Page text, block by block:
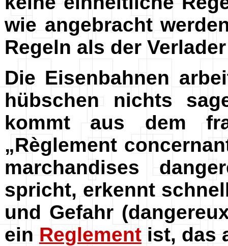
wie angebracht
Regeln als der
Die Eisenbahnen
hübschen nichts
kommt aus dem
„Règlement
marchandises
spricht, erkennt
und Gefahr
ein Reglement ist, das